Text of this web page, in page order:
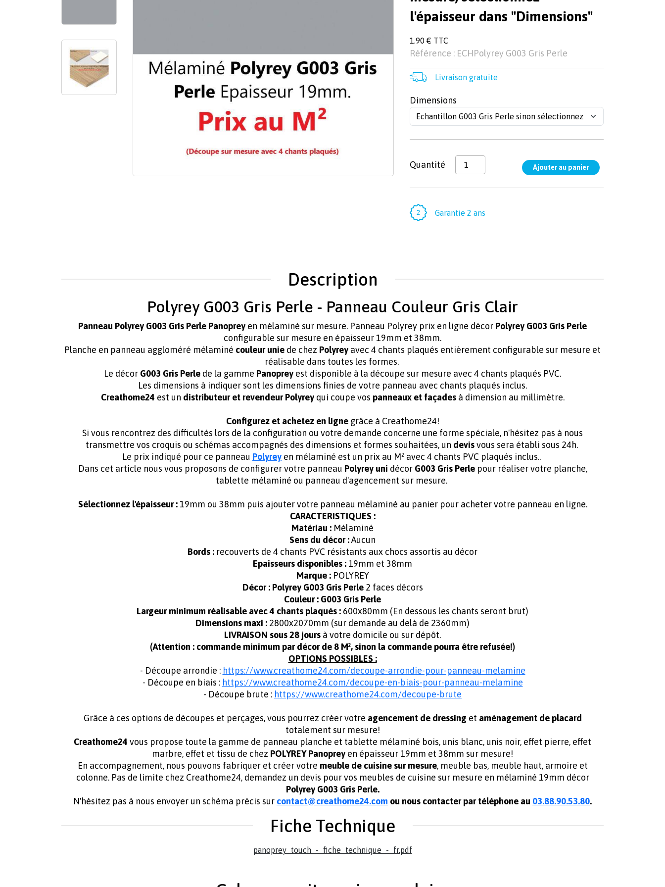
l'épaisseur dans "Dimensions"
1.90 € TTC
Référence : ECHPolyrey G003 Gris Perle
Livraison gratuite
Dimensions
Quantité
Garantie 2 ans
Description
Polyrey G003 Gris Perle - Panneau Couleur Gris Clair
Panneau Polyrey G003 Gris Perle Panoprey en mélaminé sur mesure. Panneau Polyrey prix en ligne décor Polyrey G003 Gris Perle
configurable sur mesure en épaisseur 19mm et 38mm.
Planche en panneau aggloméré mélaminé couleur unie de chez Polyrey avec 4 chants plaqués entièrement configurable sur mesure et
réalisable dans toutes les formes.
Le décor G003 Gris Perle de la gamme Panoprey est disponible à la découpe sur mesure avec 4 chants plaqués PVC.
Les dimensions à indiquer sont les dimensions finies de votre panneau avec chants plaqués inclus.
Creathome24 est un distributeur et revendeur Polyreyqui coupe vos panneaux et façadesà dimension au millimètre.
Configurez et achetez en lignegrâce à Creathome24!
Si vous rencontrez des difficultés lors de la configuration ou votre demande concerne une forme spéciale, n'hésitez pas à nous
transmettre vos croquis ou schémas accompagnés des dimensions et formes souhaitées, un devisvous sera établi sous 24h.
Le prix indiqué pour ce panneau Polyrey en mélaminé est un prix au M² avec 4 chants PVC plaqués inclus..
Dans cet article nous vous proposons de configurer votre panneau Polyrey uni décorG003 Gris Perlepour réaliser votre planche,
tablette mélaminé ou panneau d'agencement sur mesure.
Sélectionnez l'épaisseur :19mm ou 38mm puis ajouter votre panneau mélaminé au panier pour acheter votre panneau en ligne.
CARACTERISTIQUES :
Matériau : Mélaminé
Sens du décor :Aucun
Bords : recouverts de 4 chants PVC résistants aux chocs assortis au décor
Epaisseurs disponibles : 19mm et 38mm
Marque :POLYREY
Décor : Polyrey G003 Gris Perle 2 faces décors
Couleur : G003 Gris Perle
Largeur minimum réalisable avec 4 chants plaqués : 600x80mm (En dessous les chants seront brut)
Dimensions maxi : 2800x2070mm (sur demande au delà de 2360mm)
LIVRAISON sous 28 jours à votre domicile ou sur dépôt.
(Attention : commande minimum par décor de 8 M², sinon la commande pourra être refusée!)
OPTIONS POSSIBLES :
- Découpe arrondie : https://www.creathome24.com/decoupe-arrondie-pour-panneau-melamine
- Découpe en biais : https://www.creathome24.com/decoupe-en-biais-pour-panneau-melamine
- Découpe brute : https://www.creathome24.com/decoupe-brute
Grâce à ces options de découpes et perçages, vous pourrez créer votre agencement de dressing et aménagement de placard
totalement sur mesure!
Creathome24 vous propose toute la gamme de panneau planche et tablette mélaminé bois, unis blanc, unis noir, effet pierre, effet
marbre, effet et tissu de chez POLYREY Panoprey en épaisseur 19mm et 38mm sur mesure!
En accompagnement, nous pouvons fabriquer et créer votre meuble de cuisine sur mesure, meuble bas, meuble haut, armoire et
colonne. Pas de limite chez Creathome24, demandez un devis pour vos meubles de cuisine sur mesure en mélaminé 19mm décor
Polyrey G003 Gris Perle.
N'hésitez pas à nous envoyer un schéma précis sur contact@creathome24.com ou nous contacter par téléphone au 03.88.90.53.80.
Fiche Technique
panoprey_touch_-_fiche_technique_-_fr.pdf